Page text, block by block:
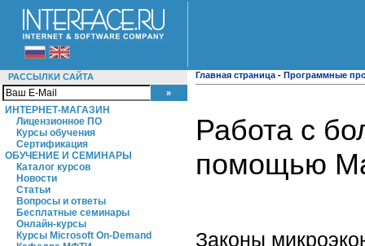
РАССЫЛКИ САЙТА
ИНТЕРНЕТ-МАГАЗИН
Лицензионное ПО
Курсы обучения
Сертификация
ОБУЧЕНИЕ И СЕМИНАРЫ
Каталог курсов
Новости
Статьи
Вопросы и ответы
Бесплатные семинары
Онлайн-курсы
Курсы Microsoft On-Demand
Главная страница - Программные
Работа с
помощью
Законы